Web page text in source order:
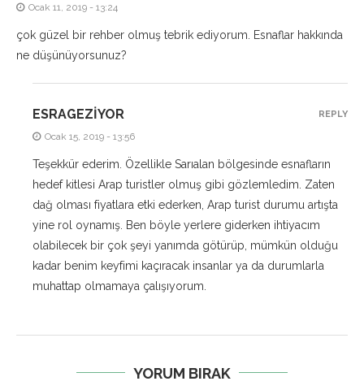
Ocak 11, 2019 - 13:24
çok güzel bir rehber olmuş tebrik ediyorum. Esnaflar hakkında
ne düşünüyorsunuz?
ESRAGEZIYOR
Ocak 15, 2019 - 13:56
Teşekkür ederim. Özellikle Sarıalan bölgesinde esnafların
hedef kitlesi Arap turistler olmuş gibi gözlemledim. Zaten
dağ olması fiyatlara etki ederken, Arap turist durumu artışta
yine rol oynamış. Ben böyle yerlere giderken ihtiyacım
olabilecek bir çok şeyi yanımda götürüp, mümkün olduğu
kadar benim keyfimi kaçıracak insanlar ya da durumlarla
muhattap olmamaya çalışıyorum.
REPLY
YORUM BIRAK